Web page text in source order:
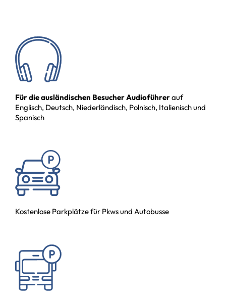
Für die ausländischen Besucher Audioführerauf
Englisch, Deutsch, Niederländisch, Polnisch, Italienisch und
Spanisch
Kostenlose Parkplätze für Pkws und Autobusse